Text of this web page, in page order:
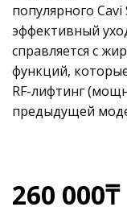
популярного
эффективный
справляется с
функций,
RF-лифтинг
предыдущей
260 000₸